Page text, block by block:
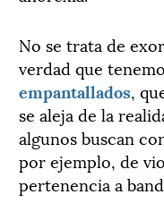
No se trata de
verdad que
empantallados,
se aleja de la
algunos buscan
por ejemplo, de
pertenencia a